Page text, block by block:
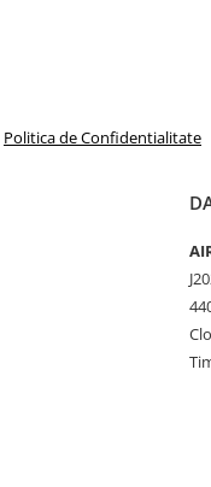
Politica de Confidentialitate